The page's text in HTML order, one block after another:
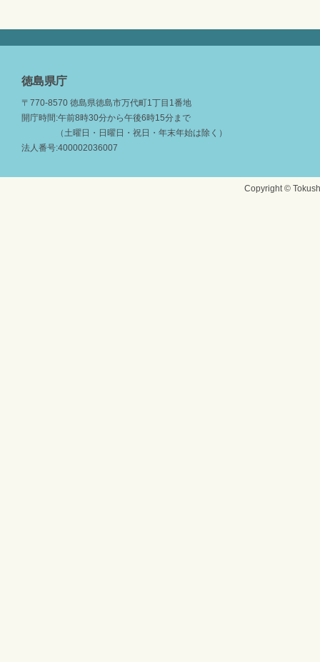
徳島県庁
〒770-8570 徳島県徳島市万代町1丁目1番地
開庁時間:午前8時30分から午後6時15分まで
（土曜日・日曜日・祝日・年末年始は除く）
法人番号:400002036007
Copyright ©